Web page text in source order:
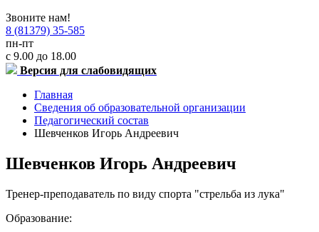
Звоните нам!
8 (81379) 35-585
пн-пт
с 9.00 до 18.00
Версия для слабовидящих
Главная
Сведения об образовательной организации
Педагогический состав
Шевченков Игорь Андреевич
Шевченков Игорь Андреевич
Тренер-преподаватель по виду спорта "стрельба из лука"
Образование: